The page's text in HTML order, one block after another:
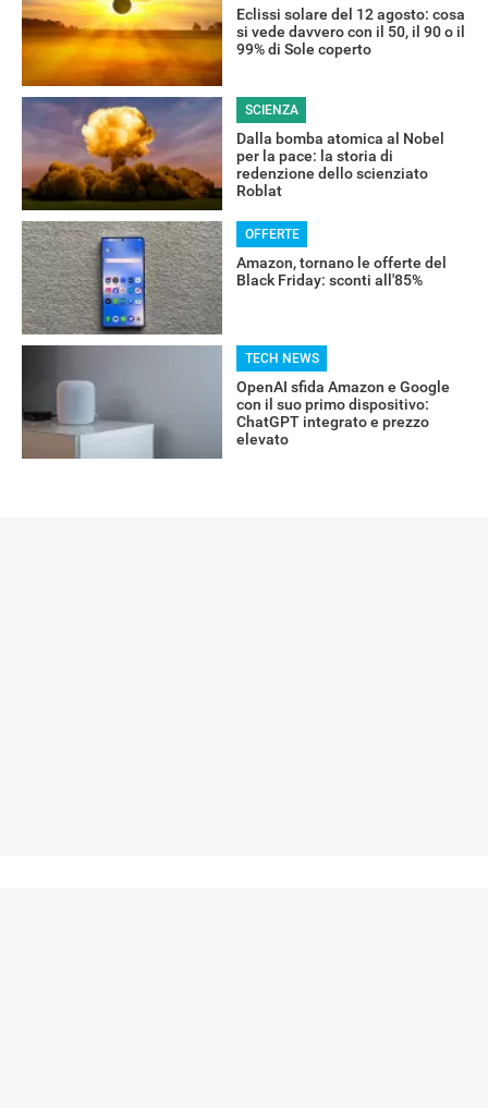
Eclissi solare del 12 agosto: cosa
si vede davvero con il 50, il 90 o il
99% di Sole coperto
SCIENZA
Dalla bomba atomica al Nobel
per la pace: la storia di
redenzione dello scienziato
Roblat
OFFERTE
Amazon, tornano le offerte del
Black Friday: sconti all'85%
TECH NEWS
OpenAI sfida Amazon e Google
con il suo primo dispositivo:
ChatGPT integrato e prezzo
elevato